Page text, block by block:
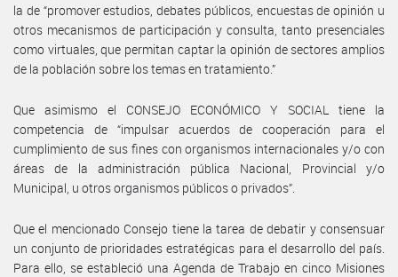
la de “promover estudios, debates públicos, encuestas de opinión u
otros mecanismos de participación y consulta, tanto presenciales
como virtuales, que permitan captar la opinión de sectores amplios
de la población sobre los temas en tratamiento.”
Que asimismo el CONSEJO ECONÓMICO Y SOCIAL tiene la
competencia de “impulsar acuerdos de cooperación para el
cumplimiento de sus fines con organismos internacionales y/o con
áreas de la administración pública Nacional, Provincial y/o
Municipal, u otros organismos públicos o privados”.
Que el mencionado Consejo tiene la tarea de debatir y consensuar
un conjunto de prioridades estratégicas para el desarrollo del país.
Para ello, se estableció una Agenda de Trabajo en cinco Misiones